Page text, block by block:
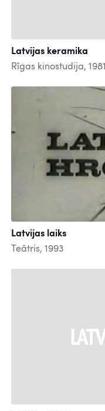
Latvijas keramika
Rīgas kinostudija, 1981
Latvijas laiks
Teātris, 1993